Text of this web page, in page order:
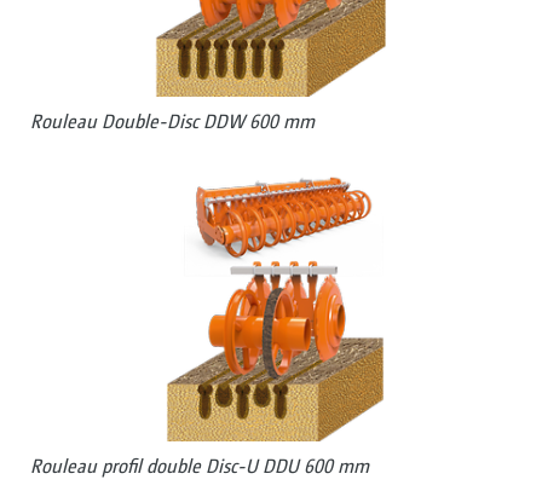
Rouleau Double-Disc DDW 600 mm
Rouleau profil double Disc-U DDU 600 mm